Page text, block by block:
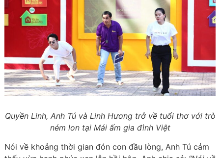
Quyền Linh, Anh Tú và Linh Hương trở về tuổi thơ với trò
ném lon tại Mái ấm gia đình Việt
Nói về khoảng thời gian đón con đầu lòng, Anh Tú cảm